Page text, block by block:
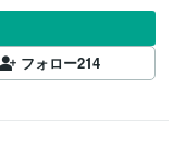
フォロー214